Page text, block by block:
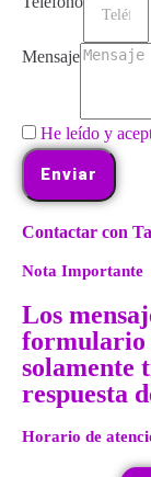
Mensaje
He leído y
Enviar
Contactar con
Nota Importante
Los
formulario
solamente
respuesta
Horario de